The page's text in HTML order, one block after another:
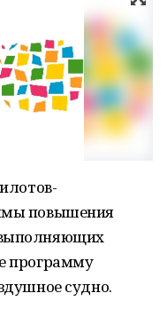
повышения
программу
судно.